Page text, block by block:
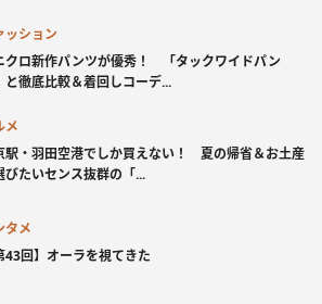
ッション
クロ新作パンツが優秀！ 「タックワイドパン
と徹底比較＆着回しコーデ...
メ
駅・羽田空港でしか買えない！ 夏の帰省＆お土産
びたいセンス抜群の「...
タメ
43回】オーラを視てきた